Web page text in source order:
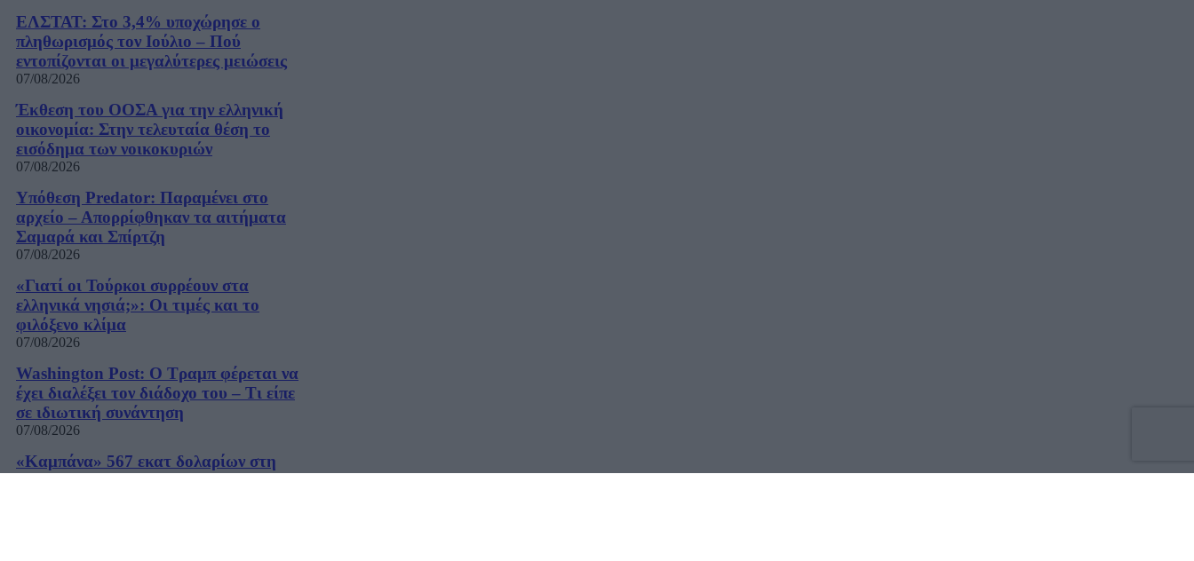
ΕΛΣΤΑΤ: Στο 3,4% υποχώρησε ο
πληθωρισμός τον Ιούλιο – Πού
εντοπίζονται οι μεγαλύτερες μειώσεις
07/08/2026
Έκθεση του ΟΟΣΑ για την ελληνική
οικονομία: Στην τελευταία θέση το
εισόδημα των νοικοκυριών
07/08/2026
Υπόθεση Predator: Παραμένει στο
αρχείο – Απορρίφθηκαν τα αιτήματα
Σαμαρά και Σπίρτζη
07/08/2026
«Γιατί οι Τούρκοι συρρέουν στα
ελληνικά νησιά;»: Οι τιμές και το
φιλόξενο κλίμα
07/08/2026
Washington Post: Ο Τραμπ φέρεται να
έχει διαλέξει τον διάδοχο του – Τι είπε
σε ιδιωτική συνάντηση
07/08/2026
«Καμπάνα» 567 εκατ δολαρίων στη